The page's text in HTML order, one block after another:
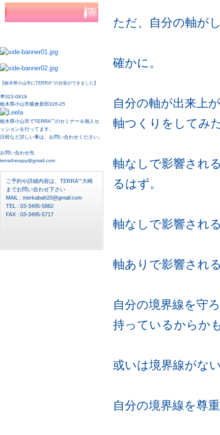
ただ、自分の軸が
確かに。
自分の軸が出来上
軸つくりをしてみ
軸なしで影響され
るはず。
軸なしで影響され
軸ありで影響され
自分の境界線を守
持っているからか
或いは境界線がな
自分の境界線を尊
【栃木県小山市にTERRA⁺⁺の分室ができました】
〠323-0819
栃木県小山市横倉新田326-25
栃木県小山市でTERRA⁺⁺のセミナー＆個人セ
ッションを行ってます。
日程など詳しい事は、お問い合わせください。
お問い合わせ先
terratherapy@gmail.com
ご予約や詳細内容は、TERRA⁺⁺大崎
までお問い合わせ下さい
MAIL : merkabah20@gmail.com
TEL : 03-3495-5882
FAX : 03-3495-5717